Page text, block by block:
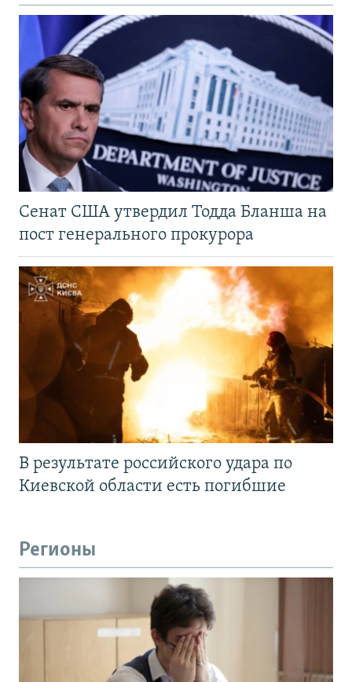
Сенат США утвердил Тодда Бланша на
пост генерального прокурора
В результате российского удара по
Киевской области есть погибшие
Регионы